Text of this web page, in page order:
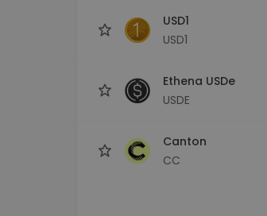
USD1
USD1
Ethena USDe
USDE
Canton
CC